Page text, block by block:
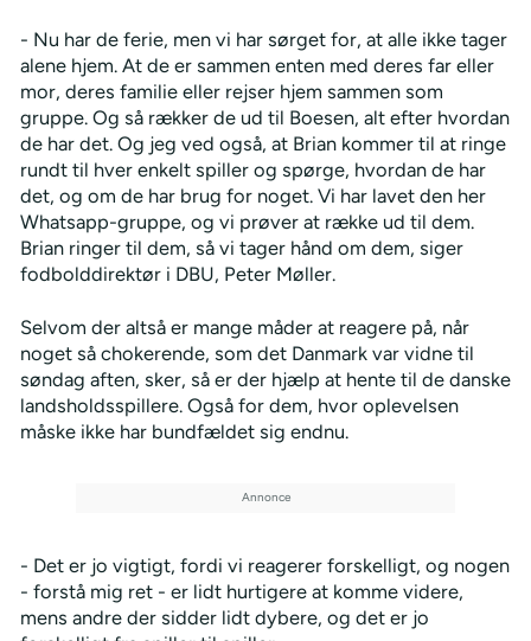
- Nu har de ferie, men vi har sørget for, at alle ikke tager
alene hjem. At de er sammen enten med deres far eller
mor, deres familie eller rejser hjem sammen som
gruppe. Og så rækker de ud til Boesen, alt efter hvordan
de har det. Og jeg ved også, at Brian kommer til at ringe
rundt til hver enkelt spiller og spørge, hvordan de har
det, og om de har brug for noget. Vi har lavet den her
Whatsapp-gruppe, og vi prøver at række ud til dem.
Brian ringer til dem, så vi tager hånd om dem, siger
fodbolddirektør i DBU, Peter Møller.
Selvom der altså er mange måder at reagere på, når
noget så chokerende, som det Danmark var vidne til
søndag aften, sker, så er der hjælp at hente til de danske
landsholdsspillere. Også for dem, hvor oplevelsen
måske ikke har bundfældet sig endnu.
- Det er jo vigtigt, fordi vi reagerer forskelligt, og nogen
- forstå mig ret - er lidt hurtigere at komme videre,
mens andre der sidder lidt dybere, og det er jo